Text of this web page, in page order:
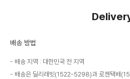
배송 방법
배송 지역 : 대한민국 전 지역
배송은 딜리래빗(1522-5298)과 로젠택배